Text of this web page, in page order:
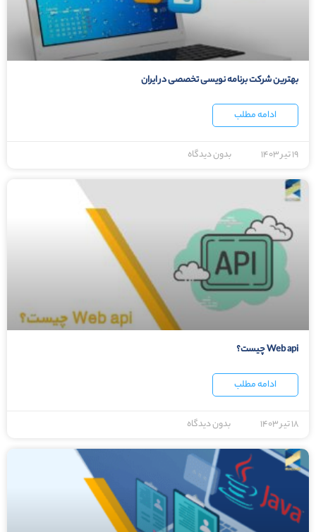
بهترین شرکت برنامه نویسی تخصصی در ایران
ادامه مطلب
۱۹ تیر ۱۴۰۳ بدون دیدگاه
Web api چیست؟
ادامه مطلب
۱۸ تیر ۱۴۰۳ بدون دیدگاه